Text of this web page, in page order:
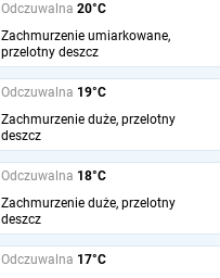
Odczuwalna 20°C
Zachmurzenie umiarkowane,
przelotny deszcz
Odczuwalna 19°C
Zachmurzenie duże, przelotny
deszcz
Odczuwalna 18°C
Zachmurzenie duże, przelotny
deszcz
Odczuwalna 17°C